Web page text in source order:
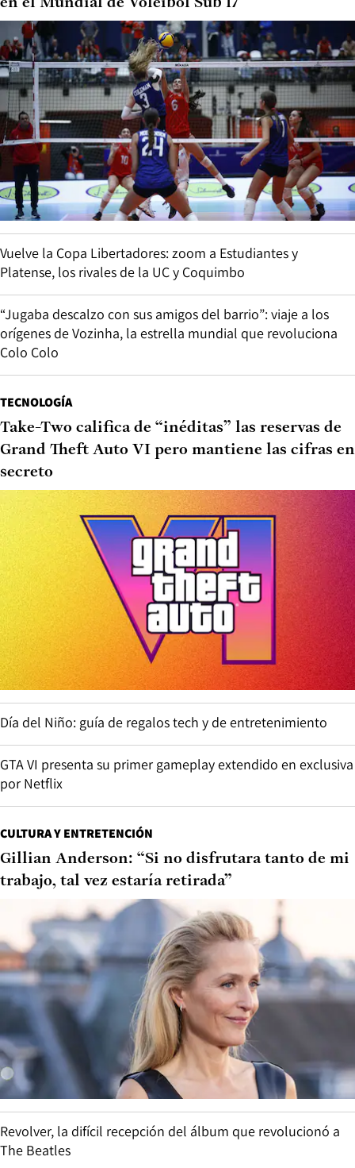
en el Mundial de Vóleibol Sub 17
Vuelve la Copa Libertadores: zoom a Estudiantes y
Platense, los rivales de la UC y Coquimbo
“Jugaba descalzo con sus amigos del barrio”: viaje a los
orígenes de Vozinha, la estrella mundial que revoluciona
Colo Colo
TECNOLOGÍA
Take-Two califica de “inéditas” las reservas de
Grand Theft Auto VI pero mantiene las cifras en
secreto
Día del Niño: guía de regalos tech y de entretenimiento
GTA VI presenta su primer gameplay extendido en exclusiva
por Netflix
CULTURA Y ENTRETENCIÓN
Gillian Anderson: “Si no disfrutara tanto de mi
trabajo, tal vez estaría retirada”
Revolver, la difícil recepción del álbum que revolucionó a
The Beatles